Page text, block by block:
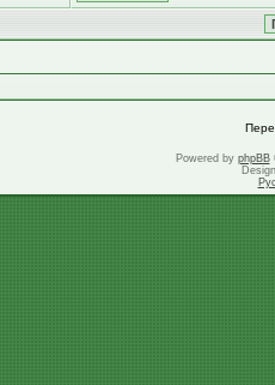
Powered by phpBB